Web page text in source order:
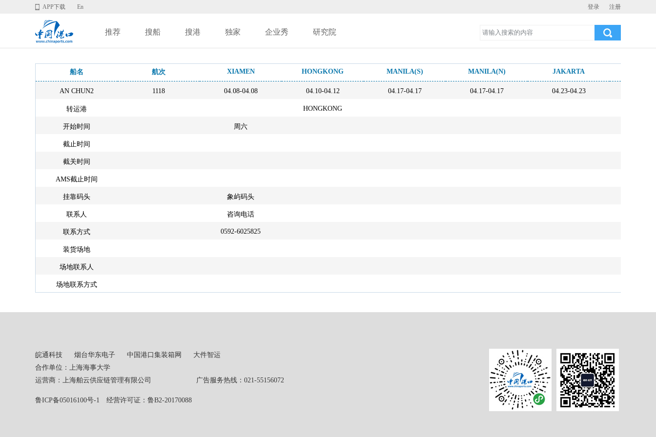
登录 注册
APP下载 En
推荐 搜船 搜港 独家 企业秀 研究院
船名 航次 XIAMEN HONGKONG MANILA(S) MANILA(N) JAKARTA
AN CHUN2 1118 04.08-04.08 04.10-04.12 04.17-04.17 04.17-04.17 04.23-04.23
转运港 HONGKONG
开始时间 周六
截止时间
截关时间
AMS截止时间
挂靠码头 象屿码头
联系人 咨询电话
联系方式 0592-6025825
装货场地
场地联系人
场地联系方式
皖通科技 烟台华东电子 中国港口集装箱网
大件智运
合作单位：上海海事大学
运营商：上海舶云供应链管理有限公司 广告服务热线：021-55156072
鲁ICP备05016100号-1 经营许可证：鲁B2-20170088